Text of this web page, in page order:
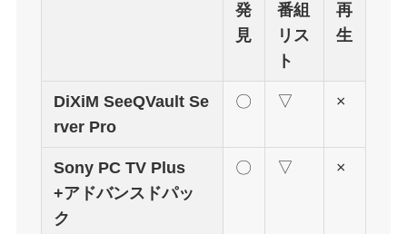
発
見
番組
リス
ト
再
生
DiXiM SeeQVault Se
rver Pro
〇 ▽ ×
Sony PC TV Plus
+アドバンスドパッ
ク
〇 ▽ ×